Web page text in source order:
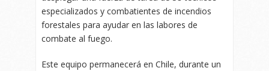
especializados y combatientes de incendios
forestales para ayudar en las labores de
combate al fuego.
Este equipo permanecerá en Chile, durante un